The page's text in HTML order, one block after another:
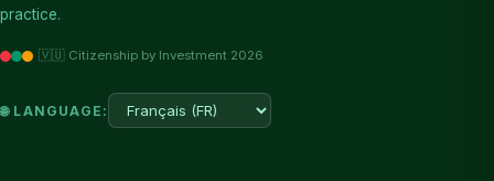
practice.
🇻🇺 Citizenship by Investment 2026
🌐 LANGUAGE: